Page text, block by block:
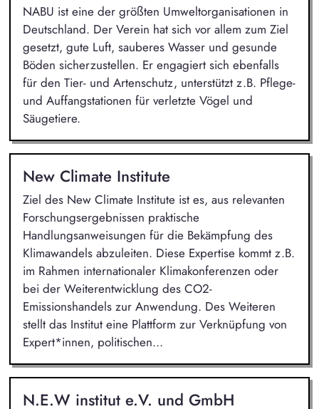
NABU ist eine der größten Umweltorganisationen in
Deutschland. Der Verein hat sich vor allem zum Ziel
gesetzt, gute Luft, sauberes Wasser und gesunde
Böden sicherzustellen. Er engagiert sich ebenfalls
für den Tier- und Artenschutz, unterstützt z.B. Pflege-
und Auffangstationen für verletzte Vögel und
Säugetiere.
New Climate Institute
Ziel des New Climate Institute ist es, aus relevanten
Forschungsergebnissen praktische
Handlungsanweisungen für die Bekämpfung des
Klimawandels abzuleiten. Diese Expertise kommt z.B.
im Rahmen internationaler Klimakonferenzen oder
bei der Weiterentwicklung des CO2-
Emissionshandels zur Anwendung. Des Weiteren
stellt das Institut eine Plattform zur Verknüpfung von
Expert*innen, politischen...
N.E.W institut e.V. und GmbH